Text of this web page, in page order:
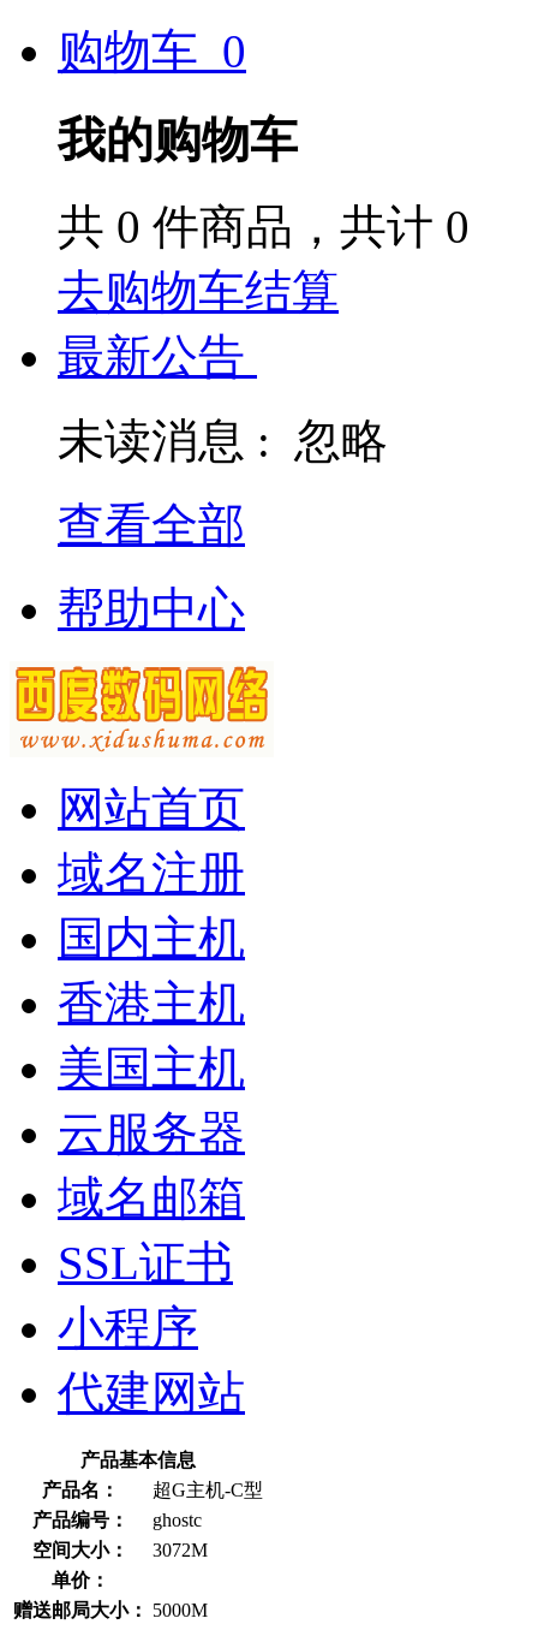
购物车 0
我的购物车
共 0 件商品，共计 0
去购物车结算
最新公告
未读消息 : 忽略
查看全部
帮助中心
网站首页
域名注册
国内主机
香港主机
美国主机
云服务器
域名邮箱
SSL证书
小程序
代建网站
产品基本信息
产品名：
超G主机-C型
产品编号：
ghostc
空间大小：
3072M
单价：
赠送邮局大小：
5000M